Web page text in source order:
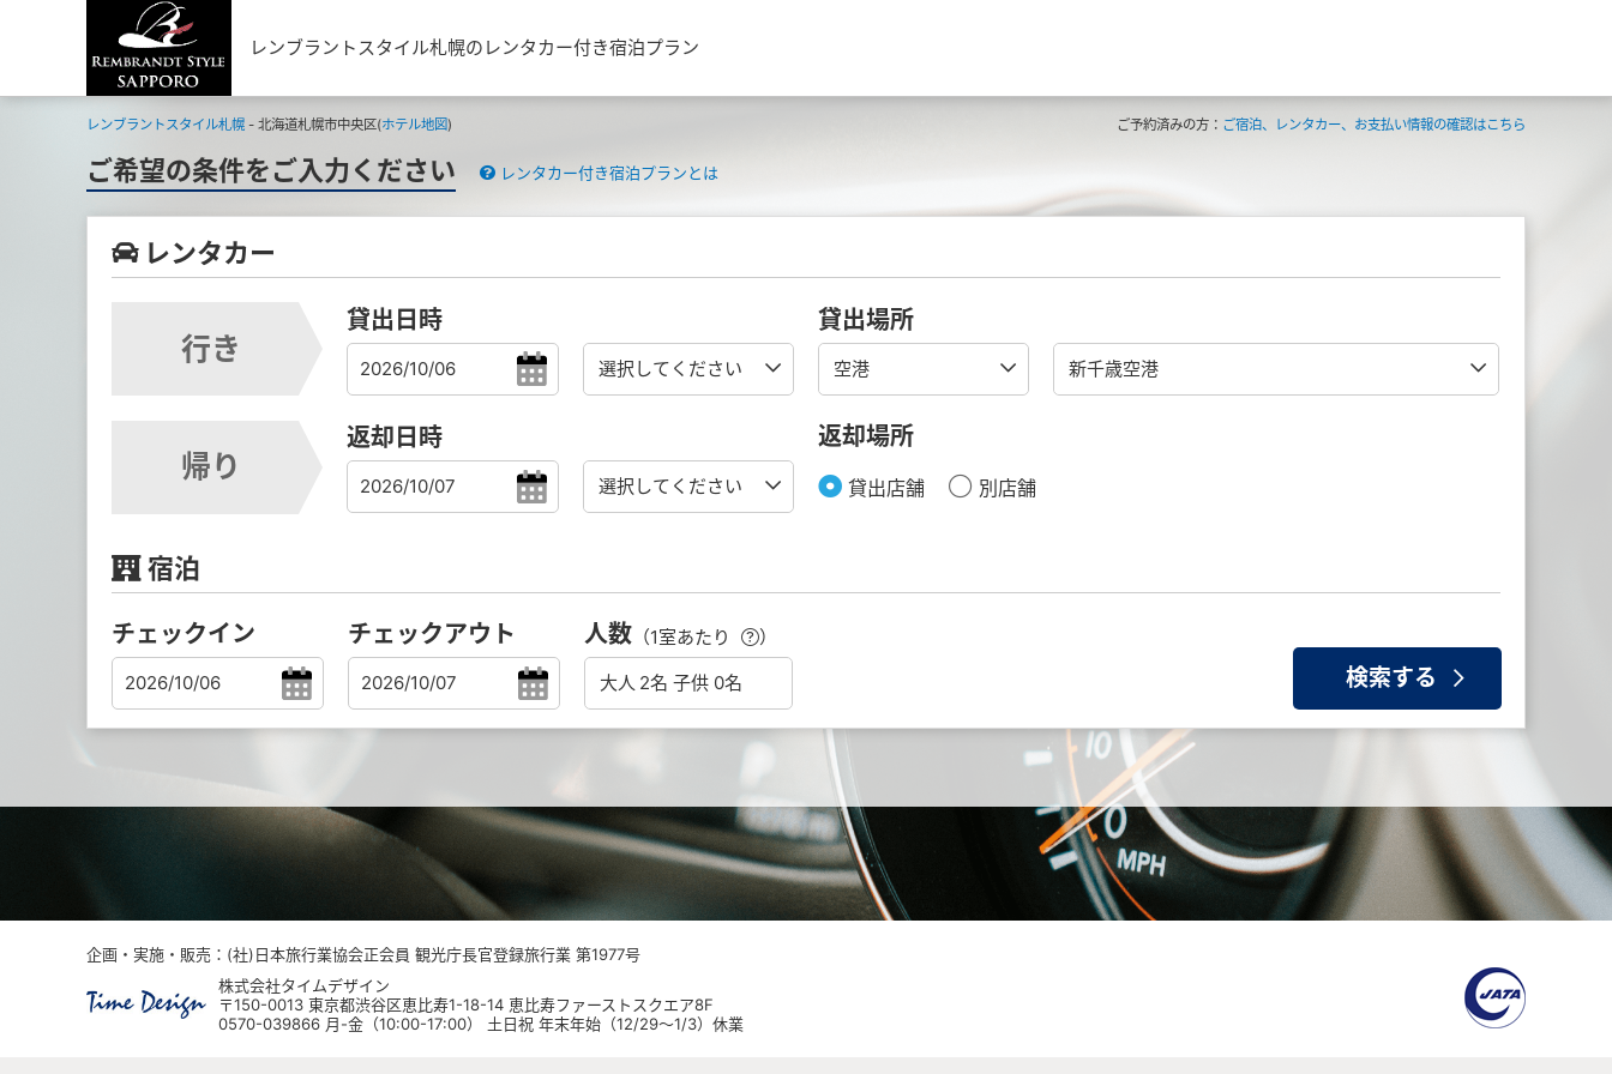
レンブラントスタイル札幌のレンタカー付き宿泊プラン
レンブラントスタイル札幌 - 北海道札幌市中央区(ホテル地図) ご予約済みの方： ご宿泊、レンタカー、お支払い情報の確認はこちら
ご希望の条件をご入力ください レンタカー付き宿泊プランとは
レンタカー
行き
貸出日時 貸出場所
帰り
返却日時 返却場所
貸出店舗 別店舗
宿泊
チェックイン チェックアウト 人数 （1室あたり ）
企画・実施・販売：(社)日本旅行業協会正会員 観光庁長官登録旅行業 第1977号
株式会社タイムデザイン
〒150-0013 東京都渋谷区恵比寿1-18-14 恵比寿ファーストスクエア8F
0570-039866 月-金（10:00-17:00） 土日祝 年末年始（12/29～1/3）休業